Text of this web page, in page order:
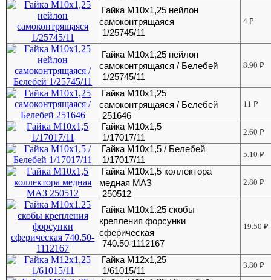
Гайка М10х1,25 нейлон
самоконтрящаяся
1/25745/11
4₽
Гайка М10х1,25 нейлон
самоконтрящаяся / Белебей
1/25745/11
8.90₽
Гайка М10х1,25
самоконтрящаяся / Белебей
251646
11₽
Гайка М10х1,5
1/17017/11
2.60₽
Гайка М10х1,5 / Белебей
1/17017/11
5.10₽
Гайка М10х1,5 коллектора
медная МАЗ
250512
2.80₽
Гайка М10х1.25 скобы
крепления форсунки
сферическая
740.50-1112167
19.50₽
Гайка М12х1,25
1/61015/11
3.80₽